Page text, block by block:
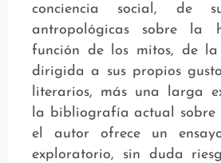
conciencia social, de
antropológicas sobre la
función de los mitos, de la
dirigida a sus propios
literarios, más una larga
la bibliografía actual sobre
el autor ofrece un
exploratorio, sin duda